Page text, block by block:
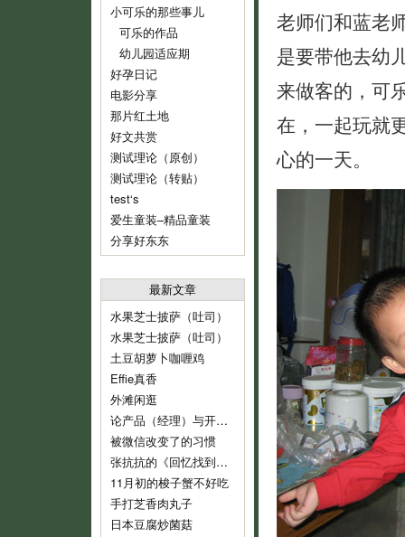
小可乐的那些事儿
可乐的作品
幼儿园适应期
好孕日记
电影分享
那片红土地
好文共赏
测试理论（原创）
测试理论（转贴）
test‘s
爱生童装–精品童装
分享好东东
最新文章
水果芝士披萨（吐司）
水果芝士披萨（吐司）
土豆胡萝卜咖喱鸡
Effie真香
外滩闲逛
论产品（经理）与开发（经理）的话语权
被微信改变了的习惯
张抗抗的《回忆找到了我》
11月初的梭子蟹不好吃
手打芝香肉丸子
日本豆腐炒菌菇
老师们和蓝老
是要带他去幼
来做客的，可
在，一起玩就
心的一天。